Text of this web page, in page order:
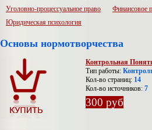
Уголовно-процессуальное право
Финансовое
Юридическая психология
Основы нормотворчества
Контрольная
Тип работы:
Кол-во страниц: 14
Кол-во источников: 7
300 руб